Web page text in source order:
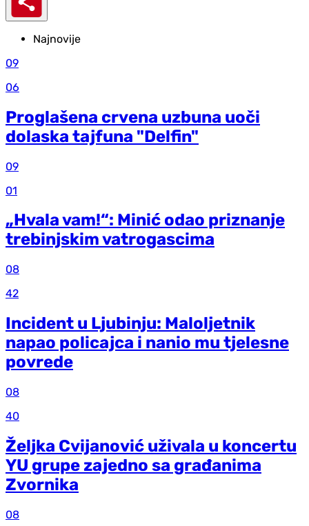
Najnovije
09
06
Proglašena crvena uzbuna uoči
dolaska tajfuna "Delfin"
09
01
„Hvala vam!“: Minić odao priznanje
trebinjskim vatrogascima
08
42
Incident u Ljubinju: Maloljetnik
napao policajca i nanio mu tjelesne
povrede
08
40
Željka Cvijanović uživala u koncertu
YU grupe zajedno sa građanima
Zvornika
08